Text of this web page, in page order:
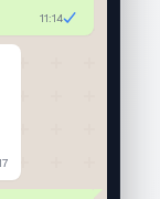
11:14